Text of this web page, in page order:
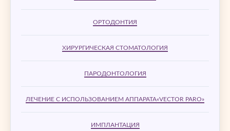
ОРТОДОНТИЯ
ХИРУРГИЧЕСКАЯ СТОМАТОЛОГИЯ
ПАРОДОНТОЛОГИЯ
ЛЕЧЕНИЕ С ИСПОЛЬЗОВАНИЕМ АППАРАТА«VECTOR PARO»
ИМПЛАНТАЦИЯ